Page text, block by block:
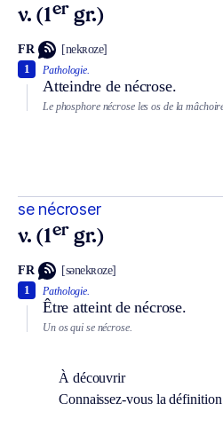
v. (1er gr.)
FR [nekʀoze]
Pathologie.
Atteindre de nécrose.
1
Le phosphore nécrose les os de la
se nécroser
v. (1er gr.)
FR [sənekʀoze]
Pathologie.
Être atteint de nécrose.
1
Un os qui se nécrose.
À découvrir
Connaissez-vous la